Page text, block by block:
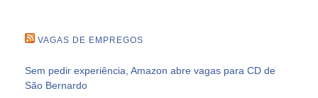
VAGAS DE EMPREGOS
Sem pedir experiência, Amazon abre vagas para CD de
São Bernardo